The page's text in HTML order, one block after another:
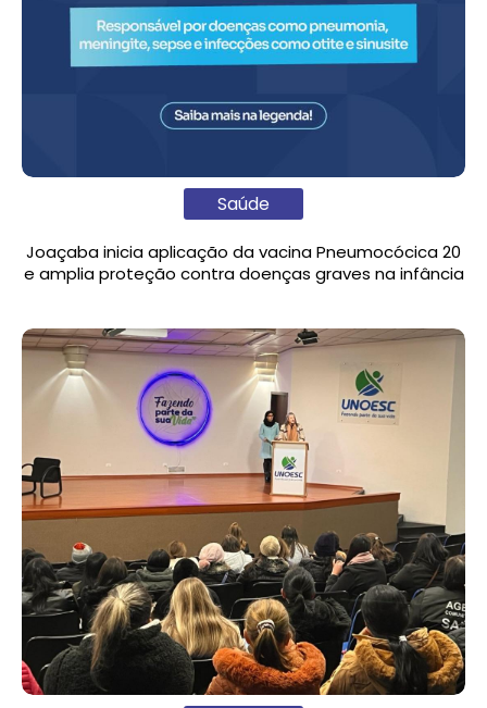
Saúde
Joaçaba inicia aplicação da vacina Pneumocócica 20
e amplia proteção contra doenças graves na infância